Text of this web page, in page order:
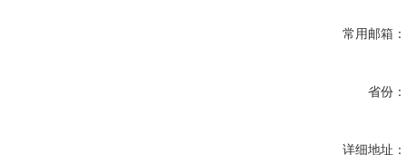
常用邮箱：
省份：
详细地址：